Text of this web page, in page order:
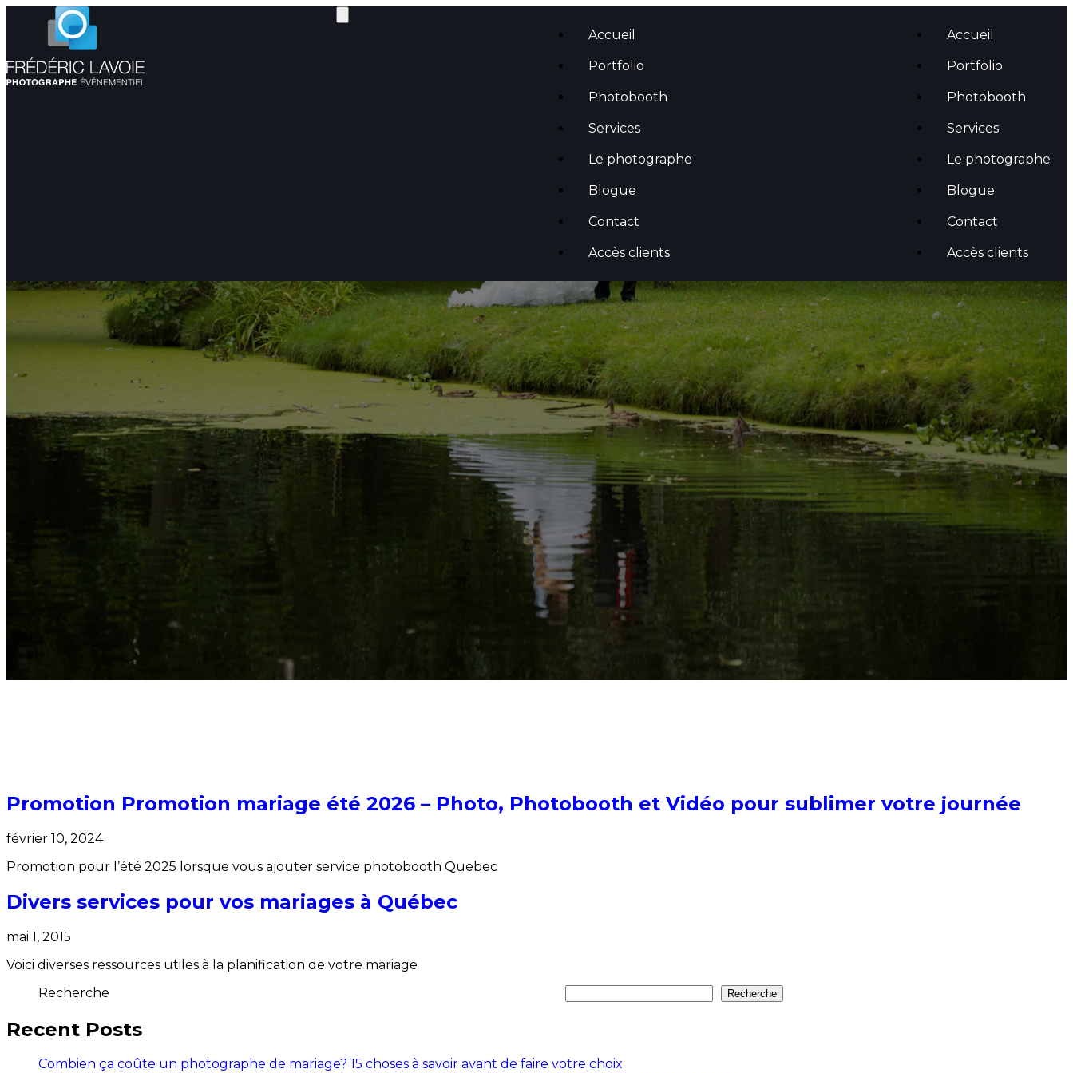
Accueil
Portfolio
Photobooth
Services
Le photographe
Blogue
Contact
Accès clients
Accueil
Portfolio
Photobooth
Services
Le photographe
Blogue
Contact
Accès clients
Promotion Promotion mariage été 2026 – Photo, Photobooth et Vidéo pour sublimer votre journée
février 10, 2024
Promotion pour l’été 2025 lorsque vous ajouter service photobooth Quebec
Divers services pour vos mariages à Québec
mai 1, 2015
Voici diverses ressources utiles à la planification de votre mariage
Recherche
Recherche
Recent Posts
Combien ça coûte un photographe de mariage? 15 choses à savoir avant de faire votre choix